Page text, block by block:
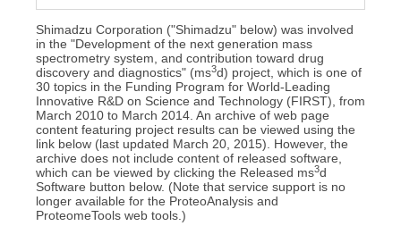
会社概要
拠点
事業概要
新事業展開
研究開発
田中耕一記念質量分析研究所
島津製作所 創業記念資料館
刊行物
公益財団法人 島津科学技術振興財団
スポーツの振興
科学教育の振興
企業広告
Shimadzu Corporation ("Shimadzu" below) was involved
in the "Development of the next generation mass
spectrometry system, and contribution toward drug
discovery and diagnostics" (ms3d) project, which is one of
30 topics in the Funding Program for World-Leading
Innovative R&D on Science and Technology (FIRST), from
March 2010 to March 2014. An archive of web page
content featuring project results can be viewed using the
link below (last updated March 20, 2015). However, the
archive does not include content of released software,
which can be viewed by clicking the Released ms3d
Software button below. (Note that service support is no
longer available for the ProteoAnalysis and
ProteomeTools web tools.)